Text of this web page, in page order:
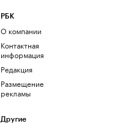
РБК
О компании
Контактная
информация
Редакция
Размещение
рекламы
Другие